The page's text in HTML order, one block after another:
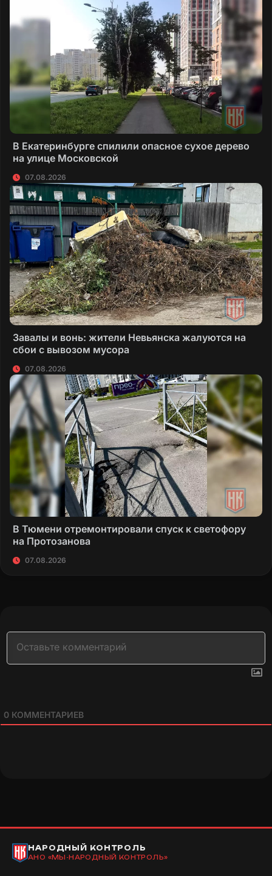
В Екатеринбурге спилили опасное сухое дерево
на улице Московской
07.08.2026
Завалы и вонь: жители Невьянска жалуются на
сбои с вывозом мусора
07.08.2026
В Тюмени отремонтировали спуск к светофору
на Протозанова
07.08.2026
0 КОММЕНТАРИЕВ
НАРОДНЫЙ КОНТРОЛЬ
АНО «МЫ-НАРОДНЫЙ КОНТРОЛЬ»